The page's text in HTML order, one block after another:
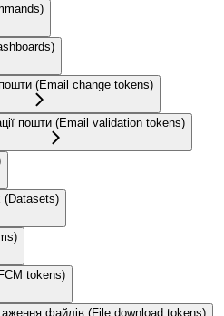
(Email change tokens)
пошти (Email validation tokens)
(Datasets)
tokens)
файлів (File download tokens)